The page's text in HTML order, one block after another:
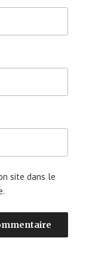
site dans le